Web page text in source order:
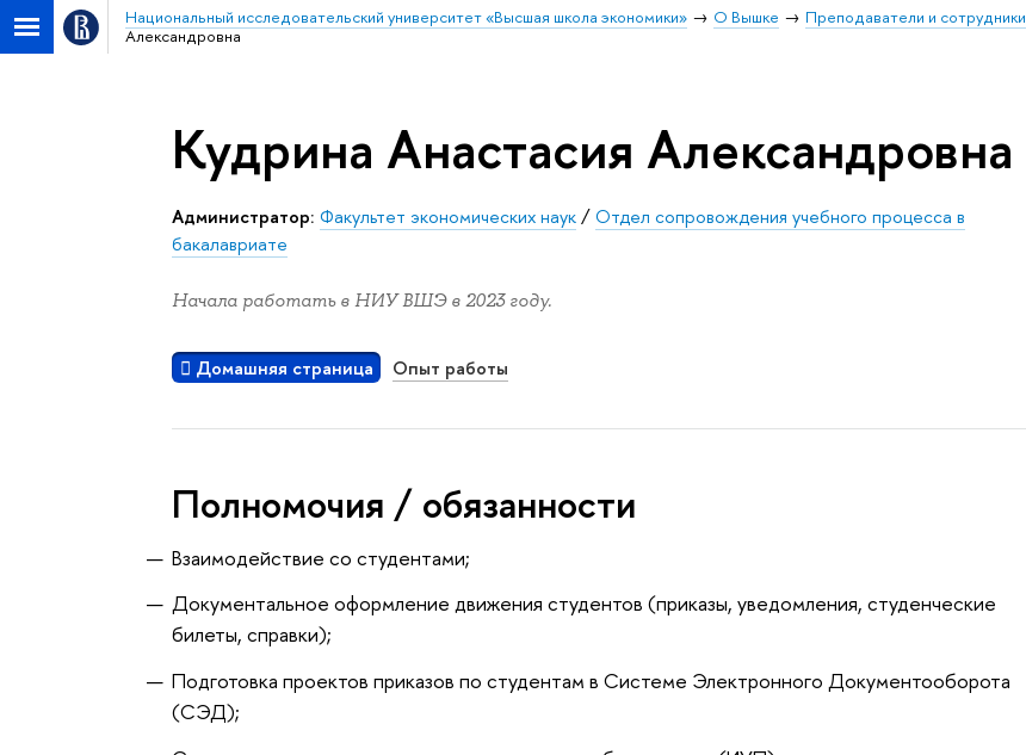
Национальный исследовательский университет «Высшая школа экономики» О Вышке Преподаватели и сотрудники
Александровна
Кудрина Анастасия Александровна
Администратор: Факультет экономических наук/Отдел сопровождения учебного процесса в
бакалавриате
Начала работать в НИУ ВШЭ в 2023 году.
Домашняя страница Опыт работы
Полномочия / обязанности
Взаимодействие со студентами;
Документальное оформление движения студентов (приказы, уведомления, студенческие
билеты, справки);
Подготовка проектов приказов по студентам в Системе Электронного Документооборота
(СЭД);